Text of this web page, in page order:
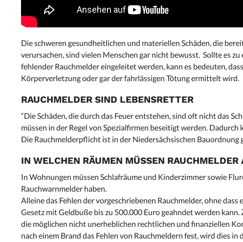
Die schweren gesundheitlichen und materiellen Schäden, die
verursachen, sind vielen Menschen gar nicht bewusst. Sollte es
fehlender Rauchmelder eingeleitet werden, kann es bedeuten,
Körperverletzung oder gar der fahrlässigen Tötung ermittelt wird.
RAUCHMELDER SIND LEBENSRETTER
“Die Schäden, die durch das Feuer entstehen, sind oft nicht das
müssen in der Regel von Spezialfirmen beseitigt werden.
Die Rauchmelderpflicht ist in der Niedersächsischen Bauordnung
IN WELCHEN RÄUMEN MÜSSEN RAUCHMELDER
In Wohnungen müssen Schlafräume und Kinderzimmer sowie
Rauchwarnmelder haben.
Alleine das Fehlen der vorgeschriebenen Rauchmelder, ohne
Gesetz mit Geldbuße bis zu 500.000 Euro geahndet werden
die möglichen nicht unerheblichen rechtlichen und finanziellen
nach einem Brand das Fehlen von Rauchmeldern fest, wird dies